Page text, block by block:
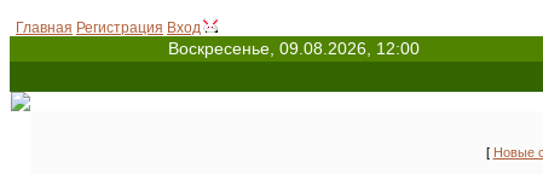
Главная Регистрация Вход
Воскресенье, 09.08.2026, 12:00
[ Новые